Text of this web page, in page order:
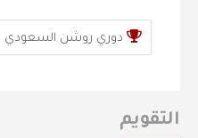
دوري روشن السعودي
التقويم